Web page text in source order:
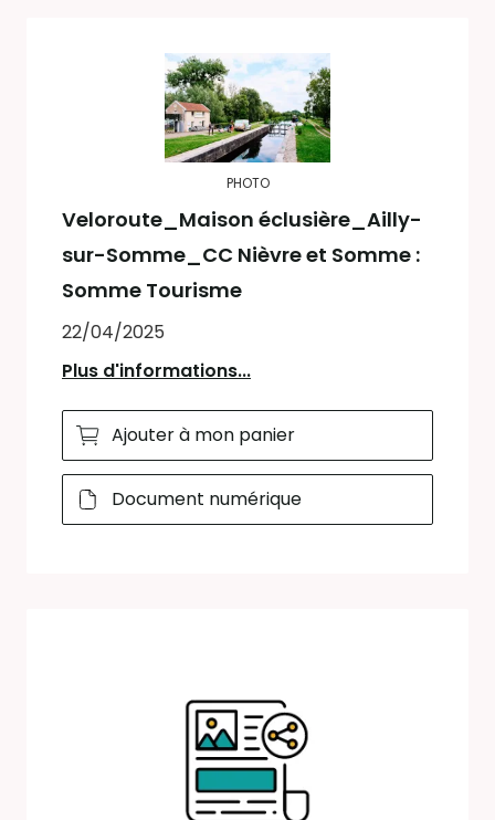
PHOTO
Veloroute_Maison éclusière_Ailly-
sur-Somme_CC Nièvre et Somme :
Somme Tourisme
22/04/2025
Plus d'informations...
Ajouter à mon panier
Document numérique